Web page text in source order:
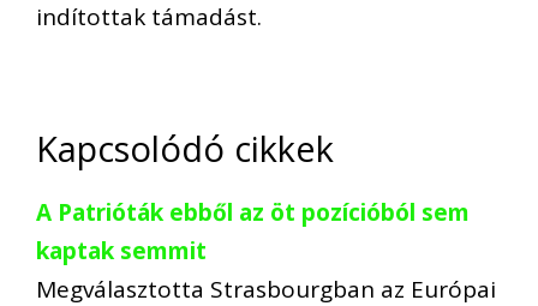
indítottak támadást.
Kapcsolódó cikkek
A Patrióták ebből az öt pozícióból sem
kaptak semmit
Megválasztotta Strasbourgban az Európai